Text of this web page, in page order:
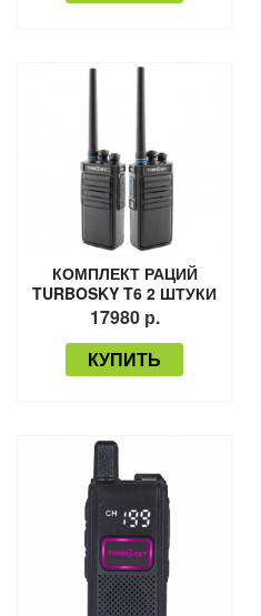
КОМПЛЕКТ РАЦИЙ
TURBOSKY T6 2 ШТУКИ
17980 р.
КУПИТЬ